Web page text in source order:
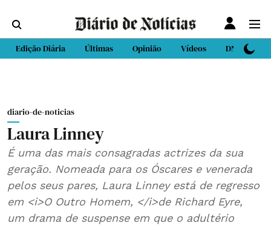
Edição Diária Últimas Opinião Vídeos DN Sport
diario-de-noticias
Laura Linney
É uma das mais consagradas actrizes da sua
geração. Nomeada para os Óscares e venerada
pelos seus pares, Laura Linney está de regresso
em <i>O Outro Homem, </i>de Richard Eyre,
um drama de suspense em que o adultério